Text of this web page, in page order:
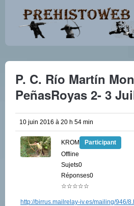
P. C. Río Martín
PeñasRoyas 2- 3
10 juin 2016 à 20 h 54 min
KROM
Participant
Offline
Sujets0
Réponses0
☆☆☆☆☆
http://birrus.mailrelay-iv.es/mailing/946/